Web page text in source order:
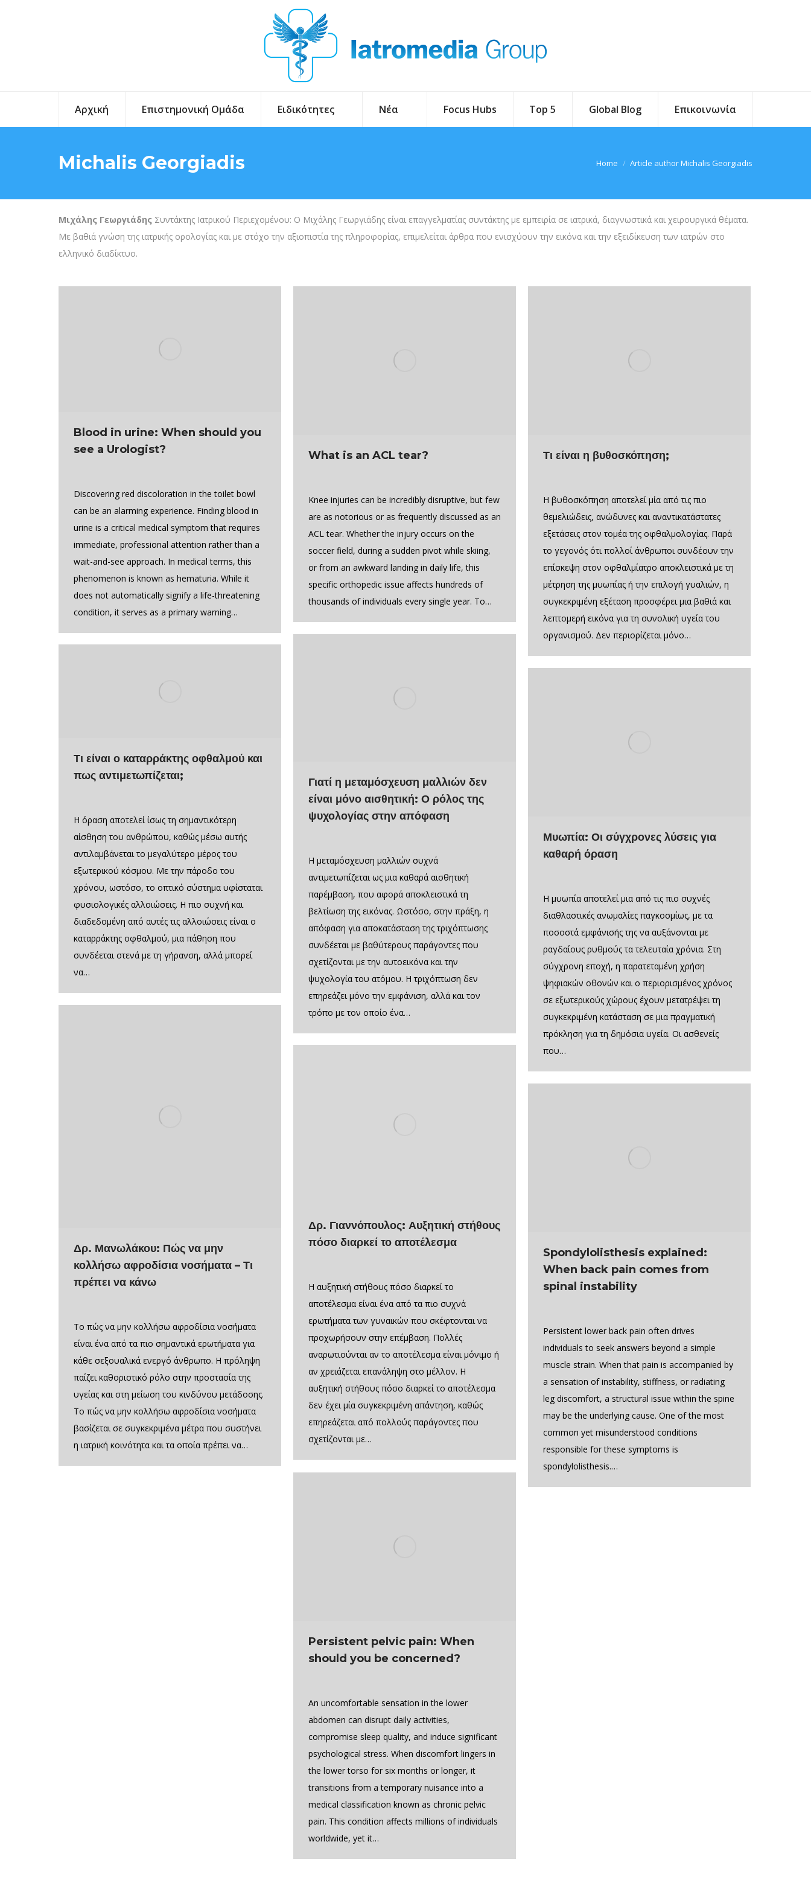
Αρχική Επιστημονική Ομάδα Ειδικότητες Νέα Focus Hubs Top 5 Global Blog Επικοινωνία
Michalis Georgiadis You are here:
Home Article author Michalis Georgiadis
Μιχάλης Γεωργιάδης Συντάκτης Ιατρικού Περιεχομένου: Ο Μιχάλης Γεωργιάδης είναι επαγγελματίας συντάκτης με εμπειρία σε ιατρικά, διαγνωστικά και χειρουργικά θέματα.
Με βαθιά γνώση της ιατρικής ορολογίας και με στόχο την αξιοπιστία της πληροφορίας, επιμελείται άρθρα που ενισχύουν την εικόνα και την εξειδίκευση των ιατρών στο
ελληνικό διαδίκτυο.
Blood in urine: When should you
see a Urologist?
Discovering red discoloration in the toilet bowl
can be an alarming experience. Finding blood in
urine is a critical medical symptom that requires
immediate, professional attention rather than a
wait-and-see approach. In medical terms, this
phenomenon is known as hematuria. While it
does not automatically signify a life-threatening
condition, it serves as a primary warning…
What is an ACL tear?
Knee injuries can be incredibly disruptive, but few
are as notorious or as frequently discussed as an
ACL tear. Whether the injury occurs on the
soccer field, during a sudden pivot while skiing,
or from an awkward landing in daily life, this
specific orthopedic issue affects hundreds of
thousands of individuals every single year. To…
Τι είναι η βυθοσκόπηση;
Η βυθοσκόπηση αποτελεί μία από τις πιο
θεμελιώδεις, ανώδυνες και αναντικατάστατες
εξετάσεις στον τομέα της οφθαλμολογίας. Παρά
το γεγονός ότι πολλοί άνθρωποι συνδέουν την
επίσκεψη στον οφθαλμίατρο αποκλειστικά με τη
μέτρηση της μυωπίας ή την επιλογή γυαλιών, η
συγκεκριμένη εξέταση προσφέρει μια βαθιά και
λεπτομερή εικόνα για τη συνολική υγεία του
οργανισμού. Δεν περιορίζεται μόνο…
Γιατί η μεταμόσχευση μαλλιών δεν
είναι μόνο αισθητική: Ο ρόλος της
ψυχολογίας στην απόφαση
Η μεταμόσχευση μαλλιών συχνά
αντιμετωπίζεται ως μια καθαρά αισθητική
παρέμβαση, που αφορά αποκλειστικά τη
βελτίωση της εικόνας. Ωστόσο, στην πράξη, η
απόφαση για αποκατάσταση της τριχόπτωσης
συνδέεται με βαθύτερους παράγοντες που
σχετίζονται με την αυτοεικόνα και την
ψυχολογία του ατόμου. Η τριχόπτωση δεν
επηρεάζει μόνο την εμφάνιση, αλλά και τον
τρόπο με τον οποίο ένα…
Τι είναι ο καταρράκτης οφθαλμού και
πως αντιμετωπίζεται;
Η όραση αποτελεί ίσως τη σημαντικότερη
αίσθηση του ανθρώπου, καθώς μέσω αυτής
αντιλαμβάνεται το μεγαλύτερο μέρος του
εξωτερικού κόσμου. Με την πάροδο του
χρόνου, ωστόσο, το οπτικό σύστημα υφίσταται
φυσιολογικές αλλοιώσεις. Η πιο συχνή και
διαδεδομένη από αυτές τις αλλοιώσεις είναι ο
καταρράκτης οφθαλμού, μια πάθηση που
συνδέεται στενά με τη γήρανση, αλλά μπορεί
να…
Μυωπία: Οι σύγχρονες λύσεις για
καθαρή όραση
Η μυωπία αποτελεί μια από τις πιο συχνές
διαθλαστικές ανωμαλίες παγκοσμίως, με τα
ποσοστά εμφάνισής της να αυξάνονται με
ραγδαίους ρυθμούς τα τελευταία χρόνια. Στη
σύγχρονη εποχή, η παρατεταμένη χρήση
ψηφιακών οθονών και ο περιορισμένος χρόνος
σε εξωτερικούς χώρους έχουν μετατρέψει τη
συγκεκριμένη κατάσταση σε μια πραγματική
πρόκληση για τη δημόσια υγεία. Οι ασθενείς
που…
Δρ. Μανωλάκου: Πώς να μην
κολλήσω αφροδίσια νοσήματα – Τι
πρέπει να κάνω
Το πώς να μην κολλήσω αφροδίσια νοσήματα
είναι ένα από τα πιο σημαντικά ερωτήματα για
κάθε σεξουαλικά ενεργό άνθρωπο. Η πρόληψη
παίζει καθοριστικό ρόλο στην προστασία της
υγείας και στη μείωση του κινδύνου μετάδοσης.
Το πώς να μην κολλήσω αφροδίσια νοσήματα
βασίζεται σε συγκεκριμένα μέτρα που συστήνει
η ιατρική κοινότητα και τα οποία πρέπει να…
Δρ. Γιαννόπουλος: Αυξητική στήθους
πόσο διαρκεί το αποτέλεσμα
Η αυξητική στήθους πόσο διαρκεί το
αποτέλεσμα είναι ένα από τα πιο συχνά
ερωτήματα των γυναικών που σκέφτονται να
προχωρήσουν στην επέμβαση. Πολλές
αναρωτιούνται αν το αποτέλεσμα είναι μόνιμο ή
αν χρειάζεται επανάληψη στο μέλλον. Η
αυξητική στήθους πόσο διαρκεί το αποτέλεσμα
δεν έχει μία συγκεκριμένη απάντηση, καθώς
επηρεάζεται από πολλούς παράγοντες που
σχετίζονται με…
Spondylolisthesis explained:
When back pain comes from
spinal instability
Persistent lower back pain often drives
individuals to seek answers beyond a simple
muscle strain. When that pain is accompanied by
a sensation of instability, stiffness, or radiating
leg discomfort, a structural issue within the spine
may be the underlying cause. One of the most
common yet misunderstood conditions
responsible for these symptoms is
spondylolisthesis.…
Persistent pelvic pain: When
should you be concerned?
An uncomfortable sensation in the lower
abdomen can disrupt daily activities,
compromise sleep quality, and induce significant
psychological stress. When discomfort lingers in
the lower torso for six months or longer, it
transitions from a temporary nuisance into a
medical classification known as chronic pelvic
pain. This condition affects millions of individuals
worldwide, yet it…